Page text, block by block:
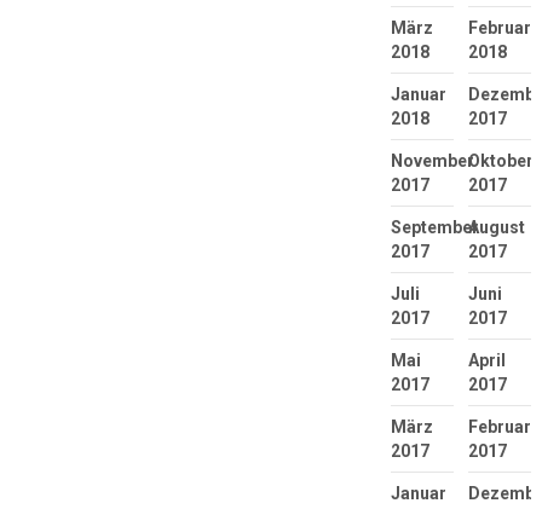
März
2018
Februar
2018
Januar
2018
2017
November
2017
Oktober
2017
September
2017
August
2017
Juli
2017
Juni
2017
Mai
2017
April
2017
März
2017
Februar
2017
Januar